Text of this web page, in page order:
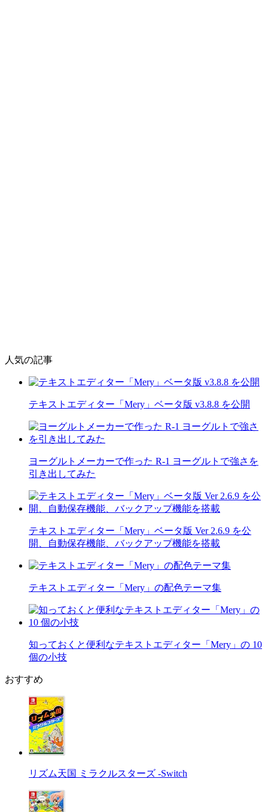
人気の記事
テキストエディター「Mery」ベータ版 v3.8.8 を公開
ヨーグルトメーカーで作った R-1 ヨーグルトで強さを
引き出してみた
テキストエディター「Mery」ベータ版 Ver 2.6.9 を公
開、自動保存機能、バックアップ機能を搭載
テキストエディター「Mery」の配色テーマ集
知っておくと便利なテキストエディター「Mery」の 10
個の小技
おすすめ
リズム天国 ミラクルスターズ -Switch